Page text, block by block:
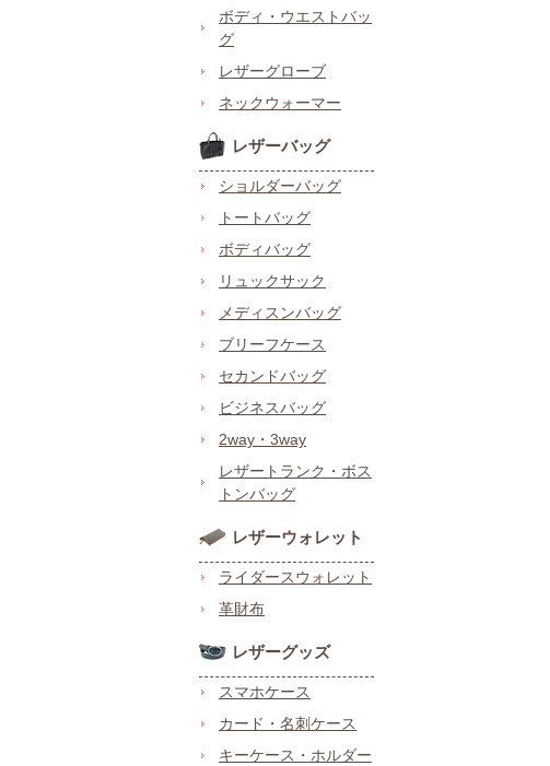
ボディ・ウエストバッ
グ
レザーグローブ
ネックウォーマー
レザーバッグ
ショルダーバッグ
トートバッグ
ボディバッグ
リュックサック
メディスンバッグ
ブリーフケース
セカンドバッグ
ビジネスバッグ
2way・3way
レザートランク・ボス
トンバッグ
レザーウォレット
ライダースウォレット
革財布
レザーグッズ
スマホケース
カード・名刺ケース
キーケース・ホルダー